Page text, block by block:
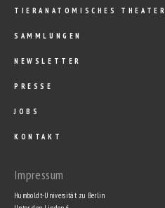
TIERANATOMISCHES THEATER
SAMMLUNGEN
NEWSLETTER
PRESSE
JOBS
KONTAKT
Impressum
Humboldt-Universität zu Berlin